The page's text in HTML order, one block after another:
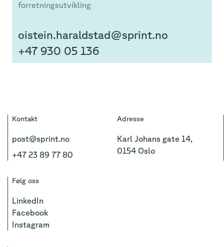
forretningsutvikling
oistein.haraldstad@sprint.no
+47 930 05 136
Kontakt
post@sprint.no
+47 23 89 77 80
Adresse
Karl Johans gate 14,
0154 Oslo
Følg oss
LinkedIn
Facebook
Instagram